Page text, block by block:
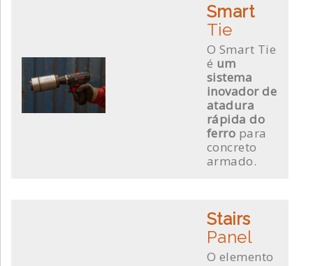
Smart
Tie
O Smart Tie
é um
sistema
inovador de
atadura
rápida do
ferro para
concreto
armado.
Stairs
Panel
O elemento